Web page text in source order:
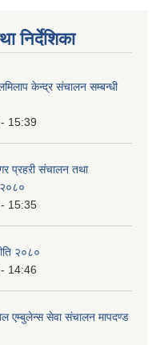
निर्देशिका
केन्द्र संचालन सम्बन्धी
15:39
प्रहरी संचालन तथा
२०८०
15:35
२०८०
14:46
एम्बुलेन्स सेवा संचालन मापदण्ड